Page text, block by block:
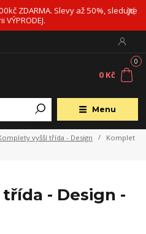
ZDARMA. Slevy až 50%, sledujte
VÝPRODEJ.
Menu
0
0 Kč
vyšší třída - Design
Komplet
- Design -